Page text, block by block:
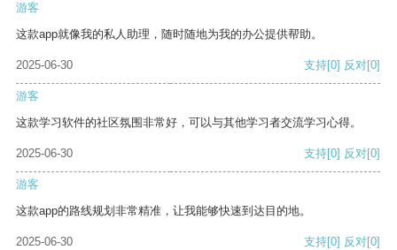
游客
这款app就像我的私人助理，随时随地为我的办公提供帮助。
2025-06-30 支持[0] 反对[0]
游客
这款学习软件的社区氛围非常好，可以与其他学习者交流学习心得。
2025-06-30 支持[0] 反对[0]
游客
这款app的路线规划非常精准，让我能够快速到达目的地。
2025-06-30 支持[0] 反对[0]